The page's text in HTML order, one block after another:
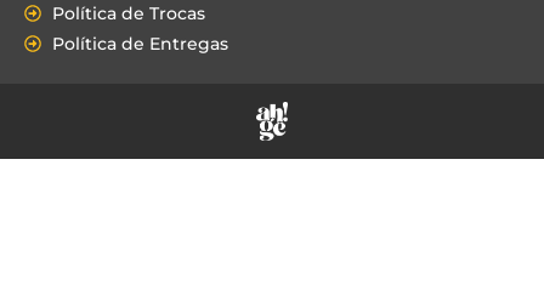
Política de Trocas
Política de Entregas